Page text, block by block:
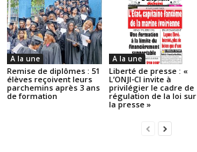
A la une
Remise de diplômes : 51
élèves reçoivent leurs
parchemins après 3 ans
de formation
A la une
Liberté de presse : «
L’ONJI-CI invite à
privilégier le cadre de
régulation de la loi sur
la presse »